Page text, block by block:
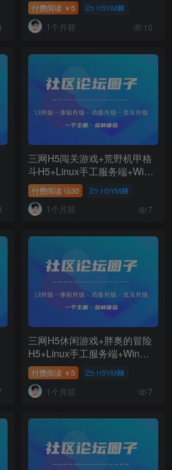
客户端+详细搭建教程
付费阅读 ￥5 H5YM💾
1个月前 10
三网H5闯关游戏+荒野机甲格
斗H5+Linux手工服务端+Win
一键服务端+解压即玩+简易安
卓客户端+详细搭建教程
付费阅读 30 H5YM💾
1个月前 7
三网H5休闲游戏+胖奥的冒险
H5+Linux手工服务端+Win一
键服务端+逆向前端源码+解压
即玩+简易安卓客户端+详细搭
建教程
付费阅读 ￥5 H5YM💾
1个月前 7